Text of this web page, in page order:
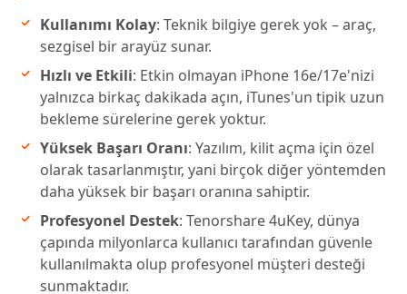
Kullanımı Kolay: Teknik bilgiye gerek yok – araç,
sezgisel bir arayüz sunar.
Hızlı ve Etkili: Etkin olmayan iPhone 16e/17e'nizi
yalnızca birkaç dakikada açın, iTunes'un tipik uzun
bekleme sürelerine gerek yoktur.
Yüksek Başarı Oranı: Yazılım, kilit açma için özel
olarak tasarlanmıştır, yani birçok diğer yöntemden
daha yüksek bir başarı oranına sahiptir.
Profesyonel Destek: Tenorshare 4uKey, dünya
çapında milyonlarca kullanıcı tarafından güvenle
kullanılmakta olup profesyonel müşteri desteği
sunmaktadır.